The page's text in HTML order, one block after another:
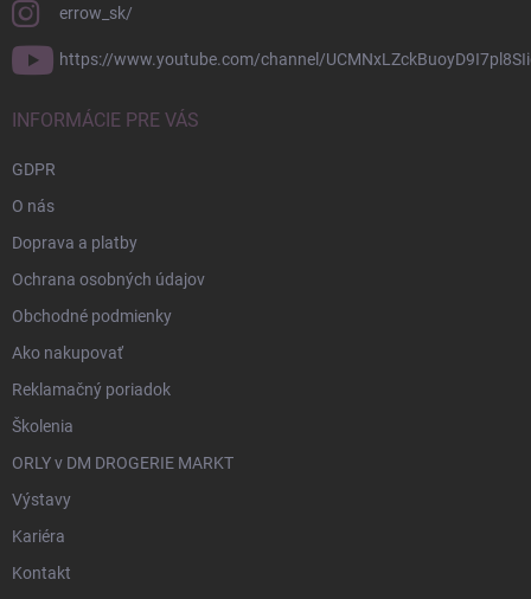
errow_sk/
https://www.youtube.com/channel/
INFORMÁCIE PRE VÁS
GDPR
O nás
Doprava a platby
Ochrana osobných údajov
Obchodné podmienky
Ako nakupovať
Reklamačný poriadok
Školenia
ORLY v DM DROGERIE MARKT
Výstavy
Kariéra
Kontakt